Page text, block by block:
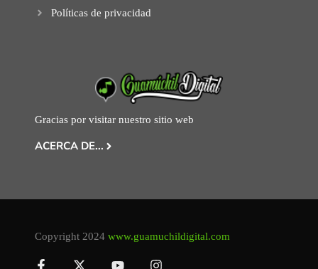
Políticas de privacidad
Gracias por visitar nuestro sitio web
ACERCA DE...
Copyright 2024 www.guamuchildigital.com